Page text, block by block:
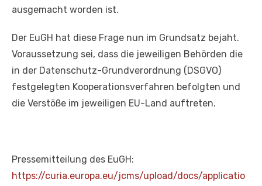
ausgemacht worden ist.
Der EuGH hat diese Frage nun im Grundsatz bejaht.
Voraussetzung sei, dass die jeweiligen Behörden die
in der Datenschutz-Grundverordnung (DSGVO)
festgelegten Kooperationsverfahren befolgten und
die Verstöße im jeweiligen EU-Land auftreten.
Pressemitteilung des EuGH:
https://curia.europa.eu/jcms/upload/docs/applicatio